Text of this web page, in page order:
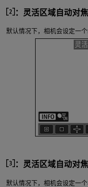
：灵活区域自动对
默认情况下，相机会设定一
：灵活区域自动对
默认情况下，相机会设定一